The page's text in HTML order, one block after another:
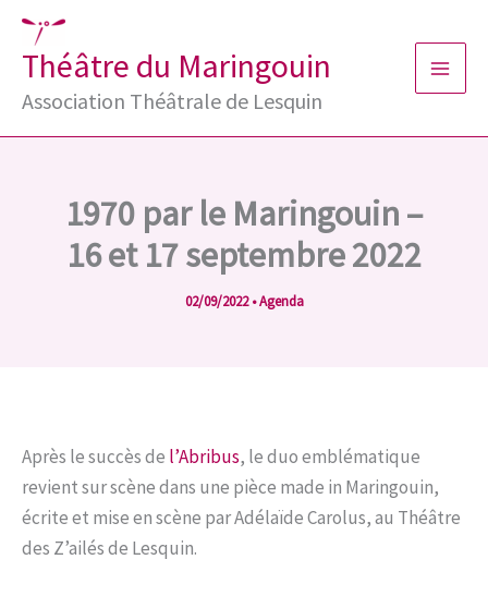
Aller
contenu
Théâtre du Maringouin
Association Théâtrale de Lesquin
1970 par le Maringouin –
16 et 17 septembre 2022
02/09/2022•Agenda
Après le succès de l’Abribus, le duo emblématique
revient sur scène dans une pièce made in Maringouin,
écrite et mise en scène par Adélaïde Carolus, au Théâtre
des Z’ailés de Lesquin.